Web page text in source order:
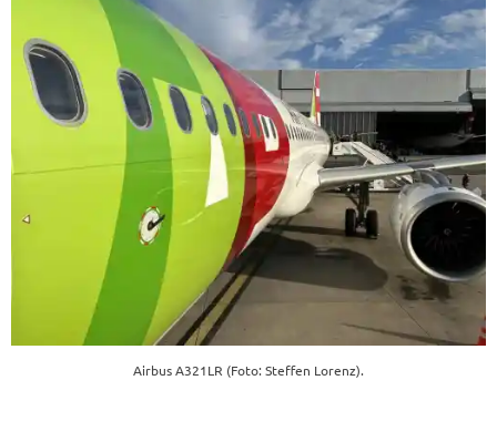
Airbus A321LR (Foto: Steffen Lorenz).